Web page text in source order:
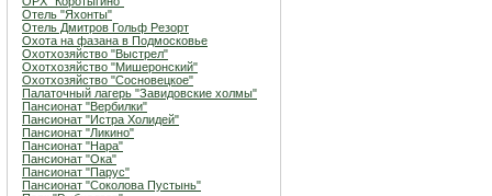
Отель "Яхонты"
Отель Дмитров Гольф Резорт
Охота на фазана в Подмосковье
Охотхозяйство "Выстрел"
Охотхозяйство "Мишеронский"
Охотхозяйство "Сосновецкое"
Палаточный лагерь "Завидовские холмы"
Пансионат "Вербилки"
Пансионат "Истра Холидей"
Пансионат "Ликино"
Пансионат "Нара"
Пансионат "Ока"
Пансионат "Парус"
Пансионат "Соколова Пустынь"